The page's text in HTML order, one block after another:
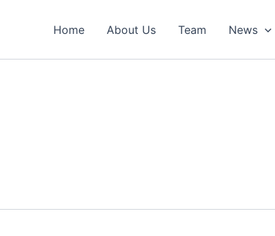
Home About Us Team News